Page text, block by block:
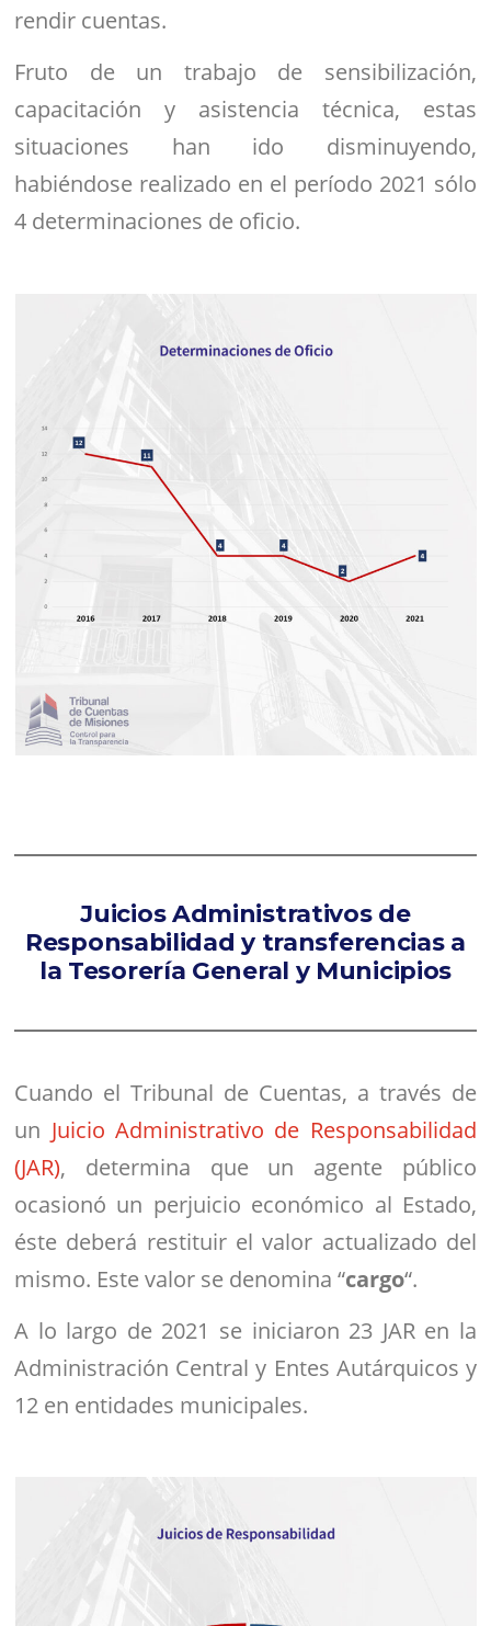
rendir cuentas.
Fruto de un trabajo de sensibilización,
capacitación y asistencia técnica, estas
situaciones han ido disminuyendo,
habiéndose realizado en el período 2021 sólo
4 determinaciones de oficio.
Juicios Administrativos de
Responsabilidad y transferencias a
la Tesorería General y Municipios
Cuando el Tribunal de Cuentas, a través de
un Juicio Administrativo de Responsabilidad
(JAR), determina que un agente público
ocasionó un perjuicio económico al Estado,
éste deberá restituir el valor actualizado del
mismo. Este valor se denomina “cargo“.
A lo largo de 2021 se iniciaron 23 JAR en la
Administración Central y Entes Autárquicos y
12 en entidades municipales.